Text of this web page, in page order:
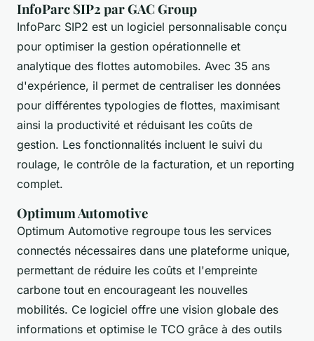
InfoParc SIP2 par GAC Group
InfoParc SIP2 est un logiciel personnalisable conçu
pour optimiser la gestion opérationnelle et
analytique des flottes automobiles. Avec 35 ans
d'expérience, il permet de centraliser les données
pour différentes typologies de flottes, maximisant
ainsi la productivité et réduisant les coûts de
gestion. Les fonctionnalités incluent le suivi du
roulage, le contrôle de la facturation, et un reporting
complet.
Optimum Automotive
Optimum Automotive regroupe tous les services
connectés nécessaires dans une plateforme unique,
permettant de réduire les coûts et l'empreinte
carbone tout en encourageant les nouvelles
mobilités. Ce logiciel offre une vision globale des
informations et optimise le TCO grâce à des outils